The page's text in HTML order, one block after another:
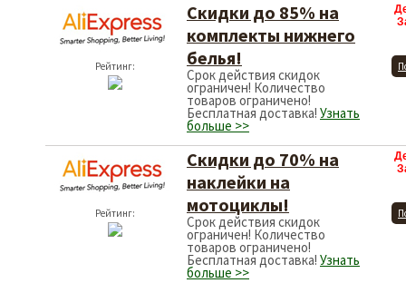
Рейтинг:
Скидки до 85% на
комплекты нижнего
белья!
Срок действия скидок
ограничен! Количество
товаров ограничено!
Бесплатная доставка! Узнать
больше >>
Рейтинг:
Скидки до 70% на
наклейки на
мотоциклы!
Срок действия скидок
ограничен! Количество
товаров ограничено!
Бесплатная доставка! Узнать
больше >>